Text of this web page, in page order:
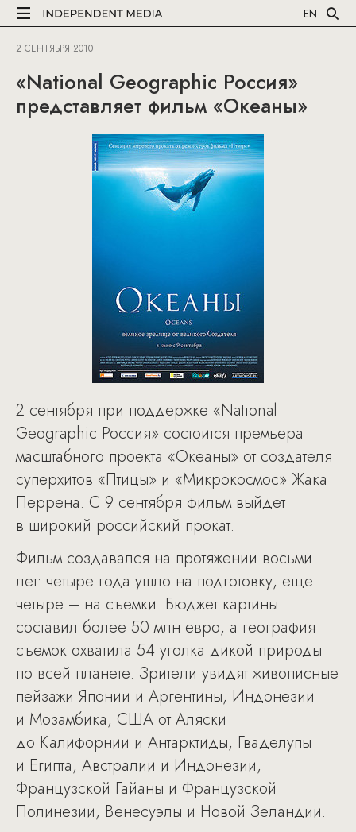
EN
2 СЕНТЯБРЯ 2010
«National Geographic Россия»
представляет фильм «Океаны»
2 сентября при поддержке «National
Geographic Россия» состоится премьера
масштабного проекта «Океаны» от создателя
суперхитов «Птицы» и «Микрокосмос» Жака
Перрена. С 9 сентября фильм выйдет
в широкий российский прокат.
Фильм создавался на протяжении восьми
лет: четыре года ушло на подготовку, еще
четыре – на съемки. Бюджет картины
составил более 50 млн евро, а география
съемок охватила 54 уголка дикой природы
по всей планете. Зрители увидят живописные
пейзажи Японии и Аргентины, Индонезии
и Мозамбика, США от Аляски
до Калифорнии и Антарктиды, Гваделупы
и Египта, Австралии и Индонезии,
Французской Гайаны и Французской
Полинезии, Венесуэлы и Новой Зеландии.